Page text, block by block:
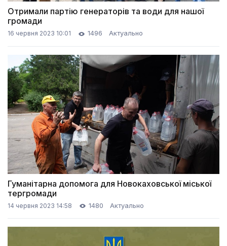
Отримали партію генераторів та води для нашої
громади
16 червня 2023 10:01 1496 Актуально
Гуманітарна допомога для Новокаховської міської
тергромади
14 червня 2023 14:58 1480 Актуально